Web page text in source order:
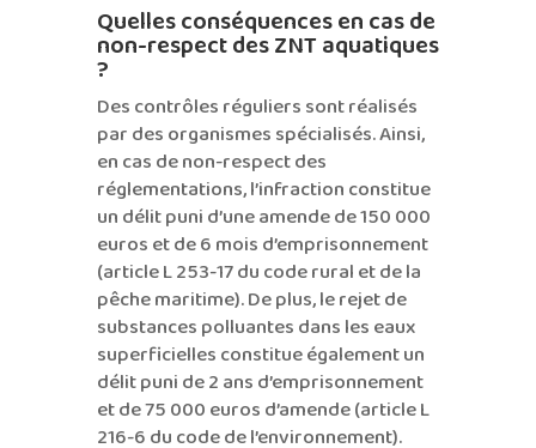
Quelles conséquences en cas de
non-respect des ZNT aquatiques
?
Des contrôles réguliers sont réalisés
par des organismes spécialisés. Ainsi,
en cas de non-respect des
réglementations, l’infraction constitue
un délit puni d’une amende de 150 000
euros et de 6 mois d’emprisonnement
(article L 253-17 du code rural et de la
pêche maritime). De plus, le rejet de
substances polluantes dans les eaux
superficielles constitue également un
délit puni de 2 ans d’emprisonnement
et de 75 000 euros d’amende (article L
216-6 du code de l’environnement).